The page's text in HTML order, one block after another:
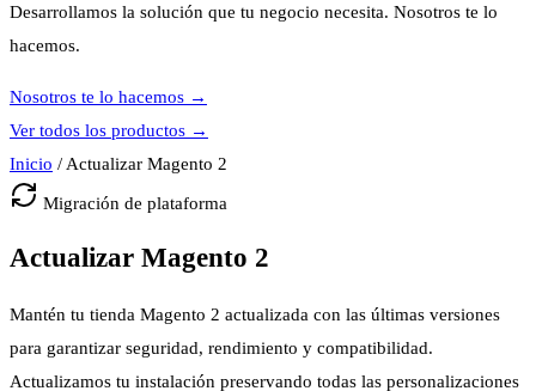
Desarrollamos la solución que tu negocio necesita. Nosotros te lo
hacemos.
Nosotros te lo hacemos →
Ver todos los productos →
Inicio / Actualizar Magento 2
Migración de plataforma
Actualizar Magento 2
Mantén tu tienda Magento 2 actualizada con las últimas versiones
para garantizar seguridad, rendimiento y compatibilidad.
Actualizamos tu instalación preservando todas las personalizaciones